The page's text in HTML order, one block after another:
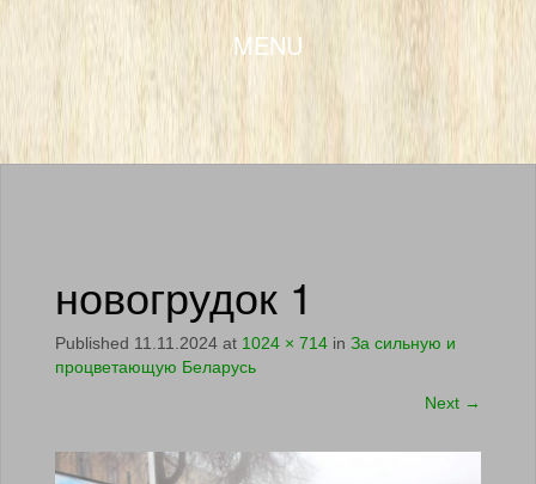
MENU
SKIP TO CONTENT
новогрудок 1
Published 11.11.2024 at 1024 × 714 in За сильную и
процветающую Беларусь
Next →